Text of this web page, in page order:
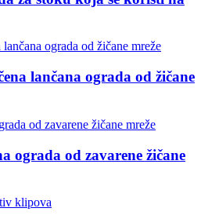
lančana ograda od žičane
ograda od zavarene žičane